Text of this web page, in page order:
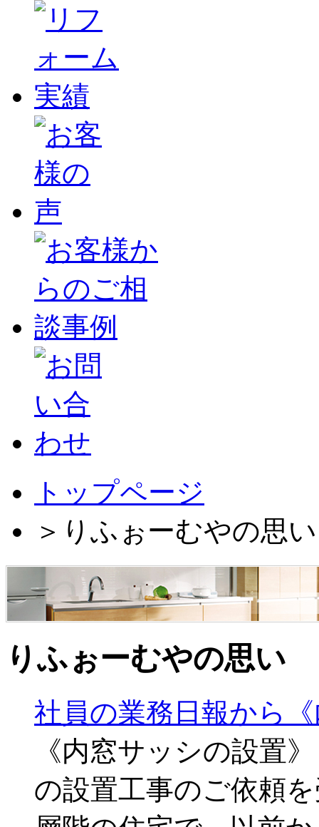
トップページ
＞ りふぉーむやの思い
りふぉーむやの思い
社員の業務日報から
《内窓サッシの設置
の設置工事のご依頼